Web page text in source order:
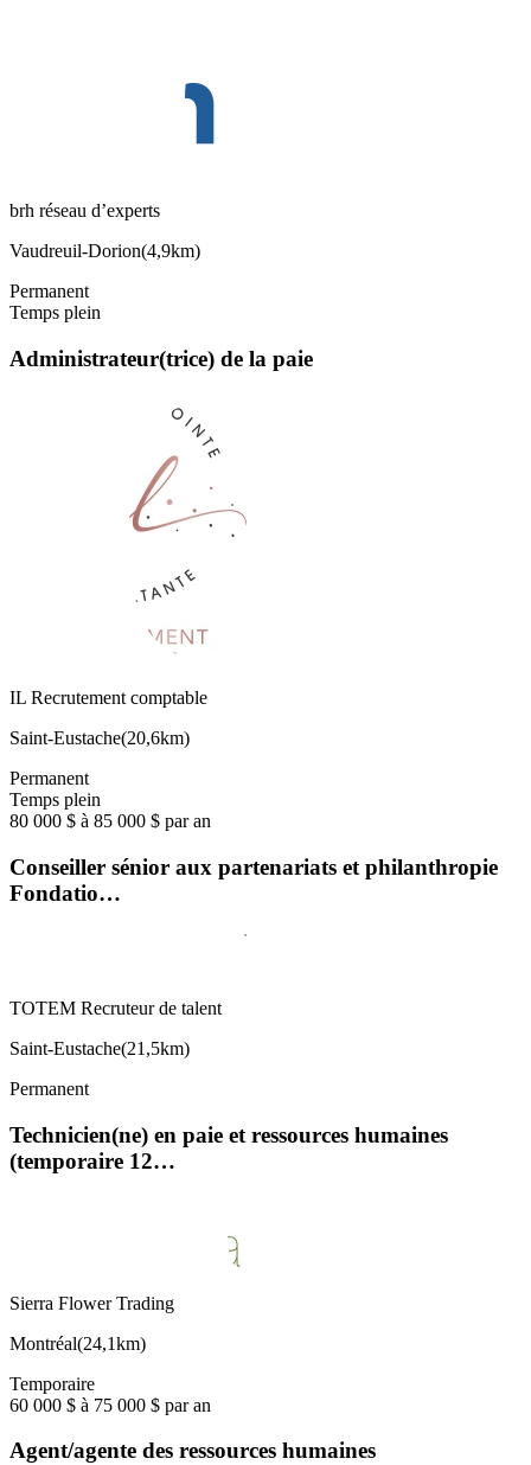
brh réseau d’experts
Vaudreuil-Dorion(4,9km)
Permanent
Temps plein
Administrateur(trice) de la paie
IL Recrutement comptable
Saint-Eustache(20,6km)
Permanent
Temps plein
80 000 $ à 85 000 $ par an
Conseiller sénior aux partenariats et philanthropie
Fondatio…
TOTEM Recruteur de talent
Saint-Eustache(21,5km)
Permanent
Technicien(ne) en paie et ressources humaines
(temporaire 12…
Sierra Flower Trading
Montréal(24,1km)
Temporaire
60 000 $ à 75 000 $ par an
Agent/agente des ressources humaines